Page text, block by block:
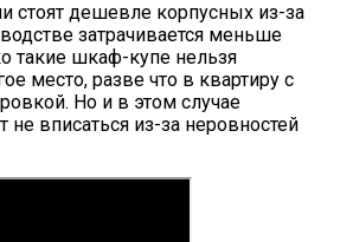
стоят дешевле корпусных из-за
затрачивается меньше
такие шкаф-купе нельзя
место, разве что в квартиру с
Но и в этом случае
не вписаться из-за неровностей